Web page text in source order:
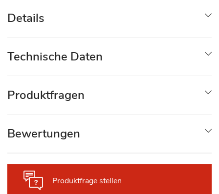
Produktfrage stellen
Details
Technische Daten
Produktfragen
Bewertungen